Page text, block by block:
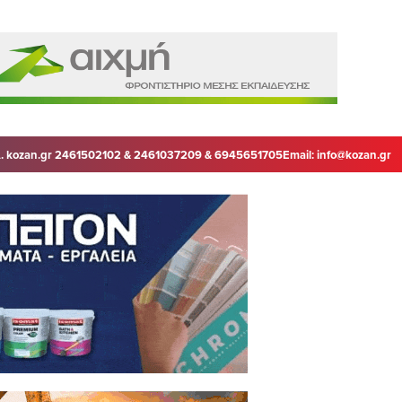
kozan.gr 2461502102 & 2461037209 & 6945651705Email:info@kozan.gr